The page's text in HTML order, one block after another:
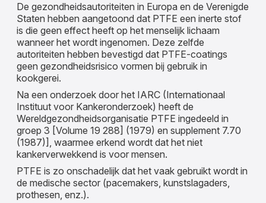
De gezondheidsautoriteiten in Europa en de Verenigde
Staten hebben aangetoond dat PTFE een inerte stof
is die geen effect heeft op het menselijk lichaam
wanneer het wordt ingenomen. Deze zelfde
autoriteiten hebben bevestigd dat PTFE-coatings
geen gezondheidsrisico vormen bij gebruik in
kookgerei.
Na een onderzoek door het IARC (Internationaal
Instituut voor Kankeronderzoek) heeft de
Wereldgezondheidsorganisatie PTFE ingedeeld in
groep 3 [Volume 19 288] (1979) en supplement 7.70
(1987)], waarmee erkend wordt dat het niet
kankerverwekkend is voor mensen.
PTFE is zo onschadelijk dat het vaak gebruikt wordt in
de medische sector (pacemakers, kunstslagaders,
prothesen, enz.).